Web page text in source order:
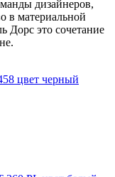
дизайнеров,
в материальной
Дорс это сочетание